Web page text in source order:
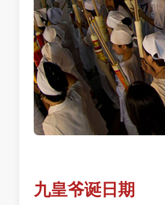
九皇爷诞日期